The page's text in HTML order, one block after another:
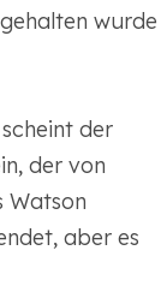
wurde
der
der von
Watson
aber es